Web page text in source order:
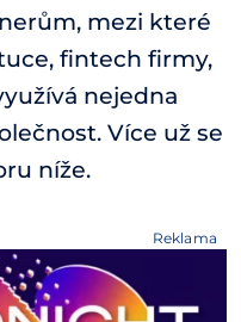
mezi které
fintech firmy,
nejedna
Více už se
níže.
Reklama